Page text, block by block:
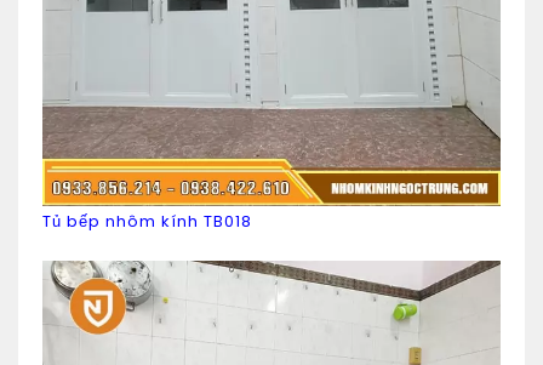
Tủ bếp nhôm kính TB018